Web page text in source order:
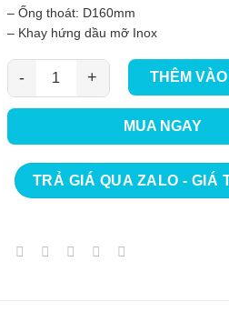
– Ống thoát: D160mm
– Khay hứng dầu mỡ Inox
Máy hút mùi Bauer BC70BTC GEN
THÊM
MUA NGAY
TRẢ GIÁ QUA ZALO - GIÁ